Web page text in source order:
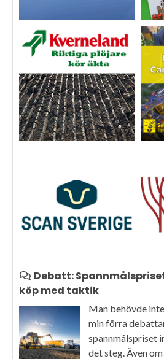
Debatt:
köp med taktik
Man behövde
min förra
spannmålspriset
det steg. Även